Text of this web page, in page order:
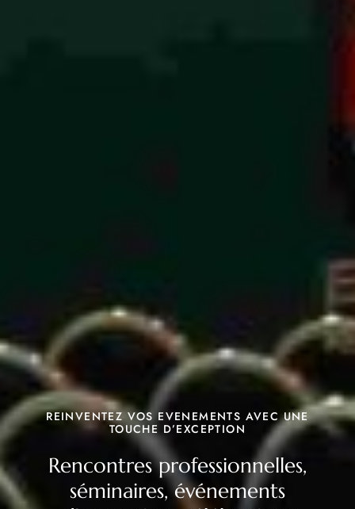
REINVENTEZ VOS EVENEMENTS AVEC UNE
TOUCHE D’EXCEPTION
Rencontres professionnelles,
séminaires, événements